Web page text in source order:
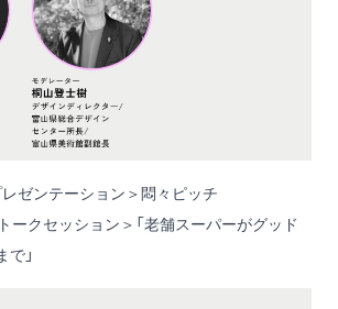
ゼンテーション＞悶々ピッチ
クセッション＞「老舗スーパーがグッド
」